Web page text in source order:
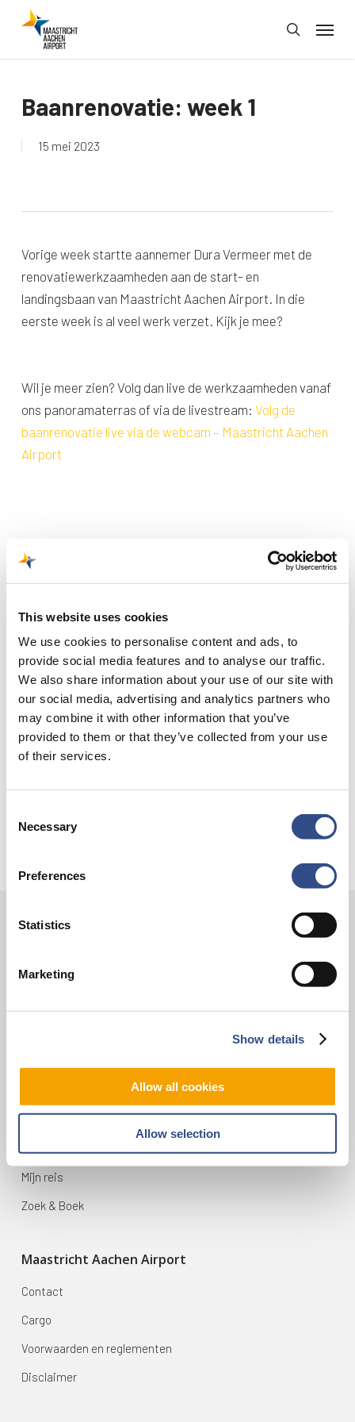
This website uses cookies
We use cookies to personalise content and ads, to
provide social media features and to analyse our traffic.
We also share information about your use of our site with
our social media, advertising and analytics partners who
may combine it with other information that you’ve
provided to them or that they’ve collected from your use
of their services.
Selection
Necessary
Preferences
Statistics
Marketing
Show details
Allow all cookies
Allow selection
search
Menu
Baanrenovatie: week 1
15 mei 2023
Vorige week startte aannemer Dura Vermeer met de
renovatiewerkzaamheden aan de start- en
landingsbaan van Maastricht Aachen Airport. In die
eerste week is al veel werk verzet. Kijk je mee?
Wil je meer zien? Volg dan live de werkzaamheden vanaf
ons panoramaterras of via de livestream: Volg de
baanrenovatie live via de webcam – Maastricht Aachen
Airport
Recente berichten
Trainingsvlucht 4 augustus
Nieuwe AI-primeur voor Maastricht Aachen Airport:
intelligent exoskelet ondersteunt vrachtafhandeling
Je kunt je nu aanmelden voor onze Burendag 2026!
Vliegveldweg 90
+31-(0)43-358 9898
Vluchten
Bestemmingen
Mijn reis
Zoek & Boek
Maastricht Aachen Airport
Contact
Cargo
Voorwaarden en reglementen
Disclaimer